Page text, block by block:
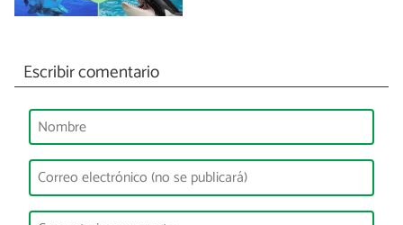
Escribir comentario